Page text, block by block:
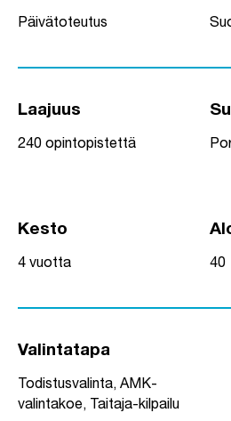
Päivätoteutus
Laajuus
240 opintopistettä
Kesto
4 vuotta 40
Valintatapa
Todistusvalinta, AMK-
valintakoe, Taitaja-kilpailu